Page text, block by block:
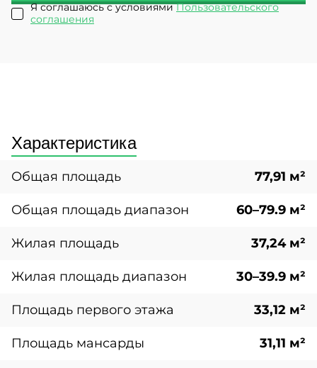
Я соглашаюсь с условиямиПользовательского
соглашения
Характеристика
Общая площадь 77,91 м²
Общая площадь диапазон 60–79.9 м²
Жилая площадь 37,24 м²
Жилая площадь диапазон 30–39.9 м²
Площадь первого этажа 33,12 м²
Площадь мансарды 31,11 м²